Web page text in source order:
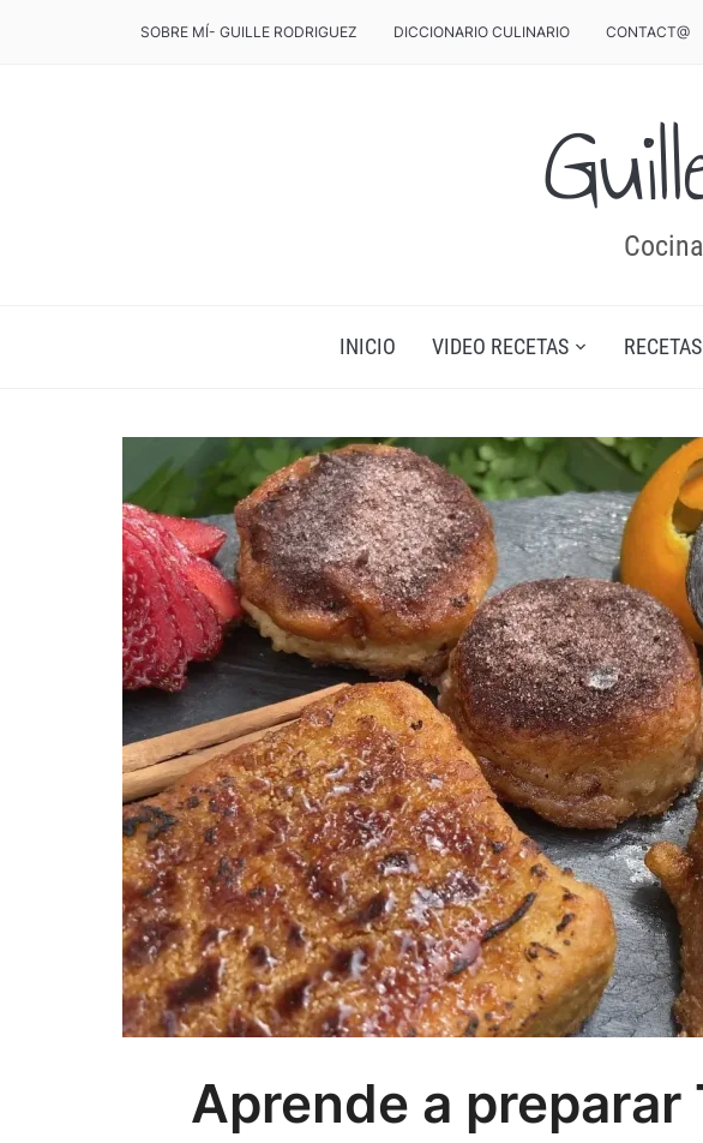
SOBRE MÍ- GUILLE RODRIGUEZ DICCIONARIO CULINARIO CONTACT@
INICIO VIDEO RECETAS
Aprende a preparar